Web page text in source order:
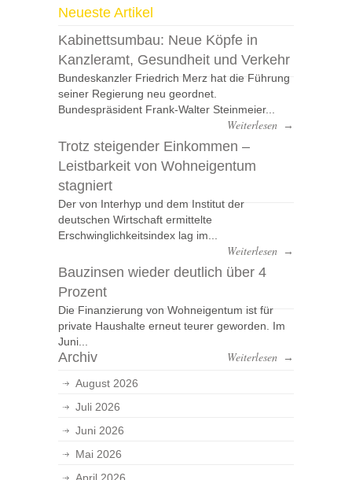
Neueste Artikel
Kabinettsumbau: Neue Köpfe in
Kanzleramt, Gesundheit und Verkehr
Bundeskanzler Friedrich Merz hat die Führung
seiner Regierung neu geordnet.
Bundespräsident Frank-Walter Steinmeier...
Weiterlesen →
Trotz steigender Einkommen –
Leistbarkeit von Wohneigentum
stagniert
Der von Interhyp und dem Institut der
deutschen Wirtschaft ermittelte
Erschwinglichkeitsindex lag im...
Weiterlesen →
Bauzinsen wieder deutlich über 4
Prozent
Die Finanzierung von Wohneigentum ist für
private Haushalte erneut teurer geworden. Im
Juni...
Weiterlesen →
Archiv
August 2026
Juli 2026
Juni 2026
Mai 2026